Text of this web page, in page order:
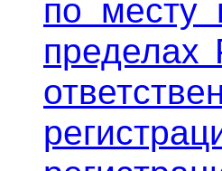
по месту
пределах